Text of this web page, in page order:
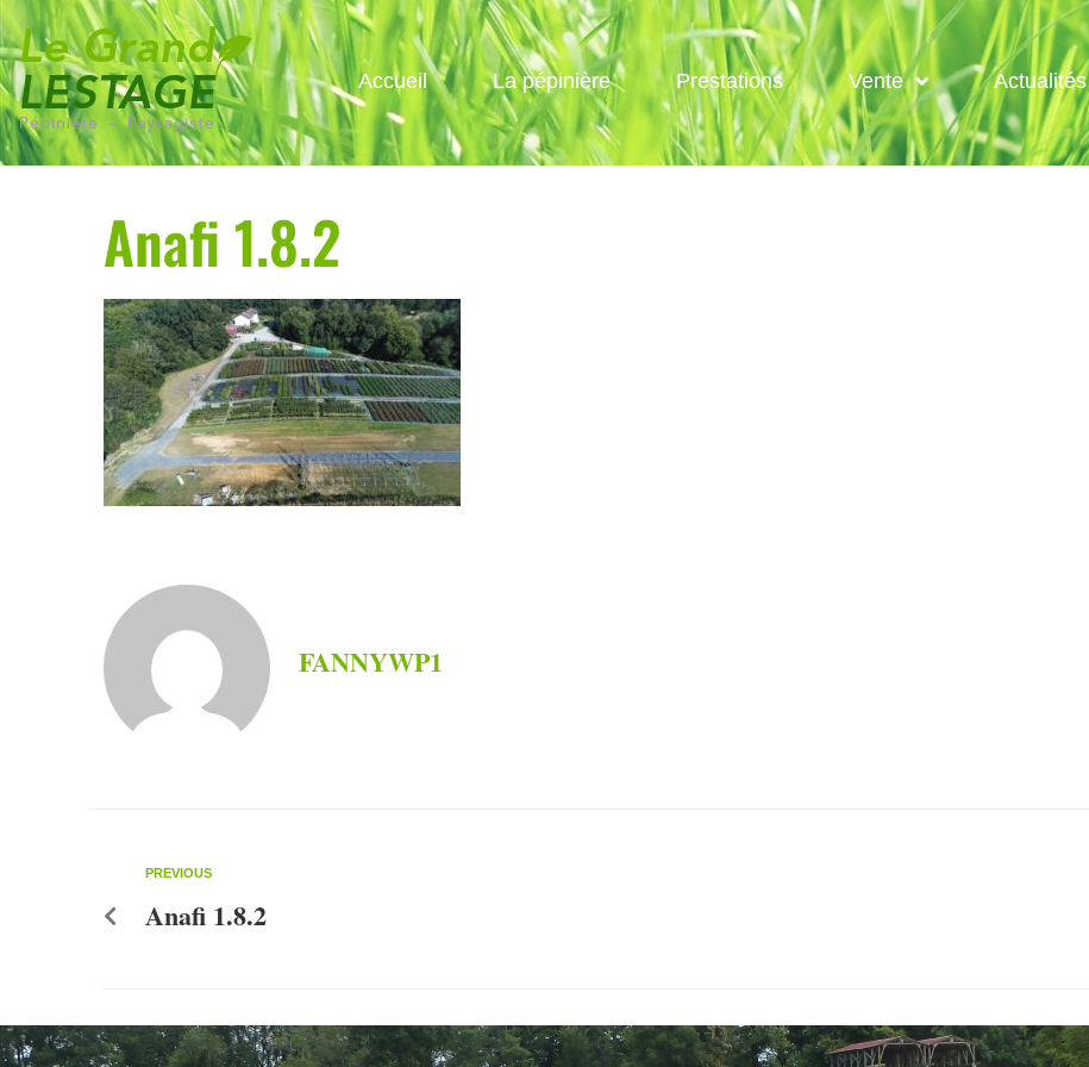
Accueil La pépinière Prestations Vente Actualités
Anafi 1.8.2
FANNYWP1
PREVIOUS
Anafi 1.8.2